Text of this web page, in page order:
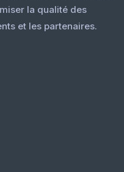
la qualité des
et les partenaires.